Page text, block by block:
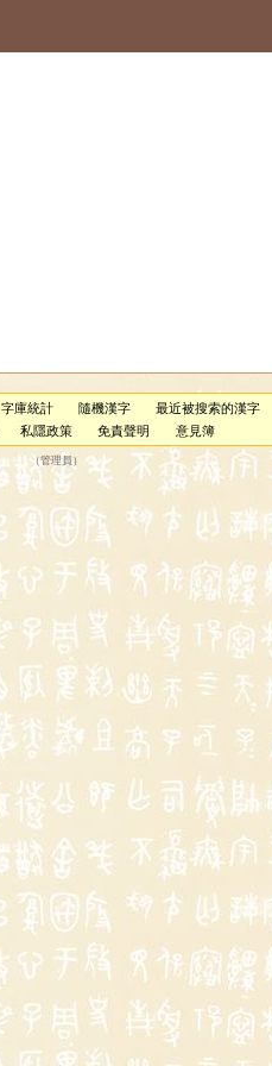
字庫統計 隨機漢字
最近被搜索的漢字
私隱政策 免責聲明 意見簿
（管理員 ）